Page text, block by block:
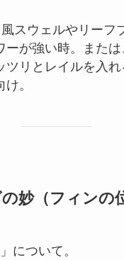
スウェルやリーフ
ーが強い時。また
ツリとレイルを入
。
妙（フィンの
について。